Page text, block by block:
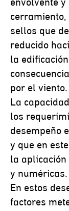
envolvente
sellos que
reducido
la
por el viento.
La
los
desempeño
y que en
la
y numéricas.
En estos
factores